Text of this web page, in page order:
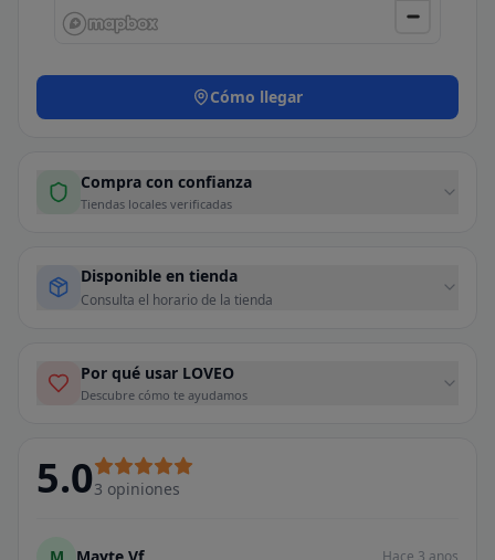
Cómo llegar
Compra con confianza
Tiendas locales verificadas
Disponible en tienda
Consulta el horario de la tienda
Por qué usar LOVEO
Descubre cómo te ayudamos
5.03 opiniones
Hace 3 anos